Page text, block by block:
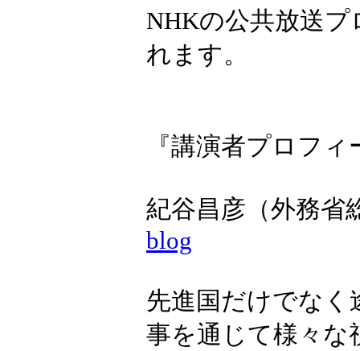
NHKの公共放送
れます。
『講演者プロフィ
紀谷昌彦（外務省
blog
先進国だけでなく
事を通じて様々な